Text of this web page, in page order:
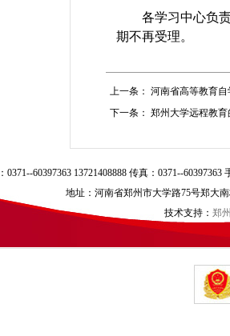
各学习中心负
期不再受理。
上一条： 河南省高等教育
下一条： 郑州大学远程教育
0371--60397363 13721408888 传真：0371--
地址：河南省郑州市大学路75号郑大
技术支持： 郑